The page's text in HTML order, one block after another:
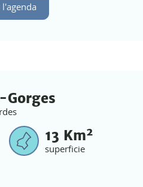
13 Km2
superficie